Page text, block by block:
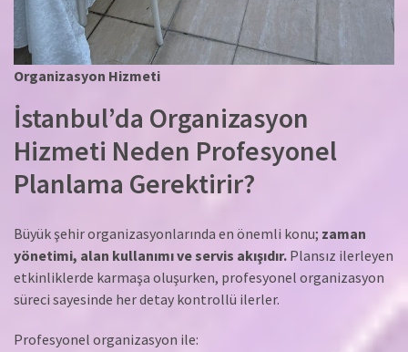
Organizasyon Hizmeti
İstanbul’da Organizasyon
Hizmeti Neden Profesyonel
Planlama Gerektirir?
Büyük şehir organizasyonlarında en önemli konu; zaman
yönetimi, alan kullanımı ve servis akışıdır. Plansız ilerleyen
etkinliklerde karmaşa oluşurken, profesyonel organizasyon
süreci sayesinde her detay kontrollü ilerler.
Profesyonel organizasyon ile: